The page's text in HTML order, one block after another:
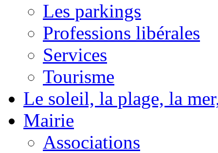
Les parkings
Professions libérales
Services
Tourisme
Le soleil, la plage, la
Mairie
Associations